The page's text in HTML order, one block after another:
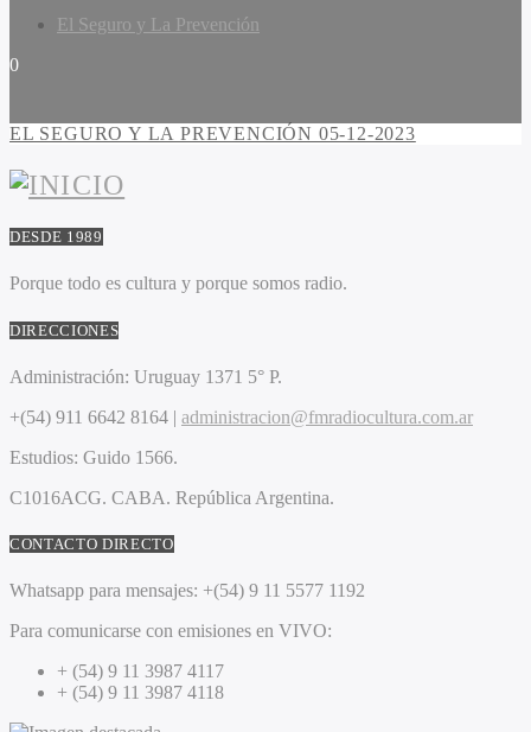
El Seguro y La Prevención
0
EL SEGURO Y LA PREVENCIÓN 05-12-2023
DESDE 1989
Porque todo es cultura y porque somos radio.
DIRECCIONES
Administración: Uruguay 1371 5° P.
+(54) 911 6642 8164 | administracion@fmradiocultura.com.ar
Estudios: Guido 1566.
C1016ACG. CABA. República Argentina.
CONTACTO DIRECTO
Whatsapp para mensajes: +(54) 9 11 5577 1192
Para comunicarse con emisiones en VIVO:
+ (54) 9 11 3987 4117
+ (54) 9 11 3987 4118